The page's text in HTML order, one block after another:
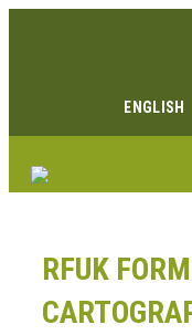
ENGLISH
RFUK